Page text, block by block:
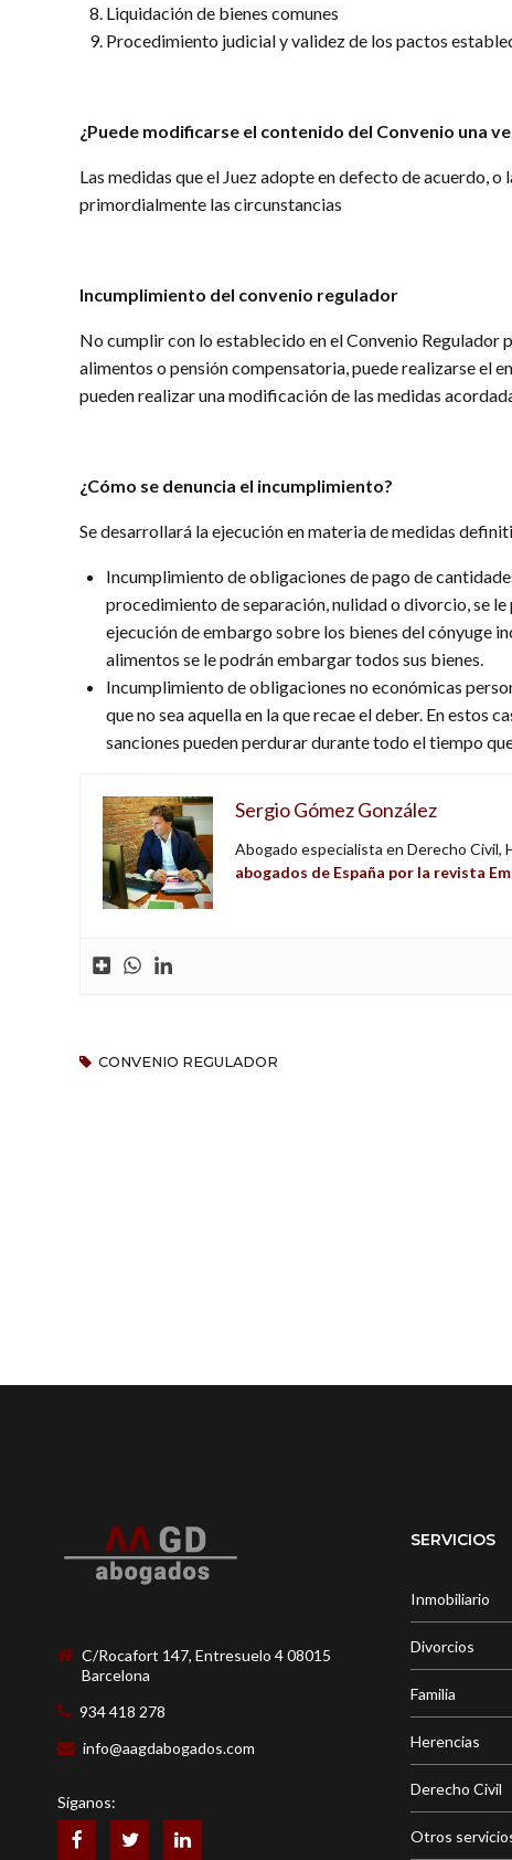
Liquidación de bienes comunes
Procedimiento judicial y validez de los pactos
¿Puede modificarse el contenido del Convenio una
Las medidas que el Juez adopte en defecto de acuerdo,
primordialmente las circunstancias
Incumplimiento del convenio regulador
No cumplir con lo establecido en el Convenio Regulador
alimentos o pensión compensatoria, puede realizarse el
pueden realizar una modificación de las medidas
¿Cómo se denuncia el incumplimiento?
Se desarrollará la ejecución en materia de medidas
Incumplimiento de obligaciones de pago de
procedimiento de separación, nulidad o divorcio, se
ejecución de embargo sobre los bienes del cónyuge
alimentos se le podrán embargar todos sus bienes.
Incumplimiento de obligaciones no económicas
que no sea aquella en la que recae el deber. En estos
sanciones pueden perdurar durante todo el tiempo
Sergio Gómez González
Abogado especialista en Derecho Civil,
abogados de España por la revista
CONVENIO REGULADOR
C/Rocafort 147, Entresuelo 4 08015
Barcelona
934 418 278
info@aagdabogados.com
Síganos:
SERVICIOS
Inmobiliario
Divorcios
Familia
Herencias
Derecho Civil
Otros